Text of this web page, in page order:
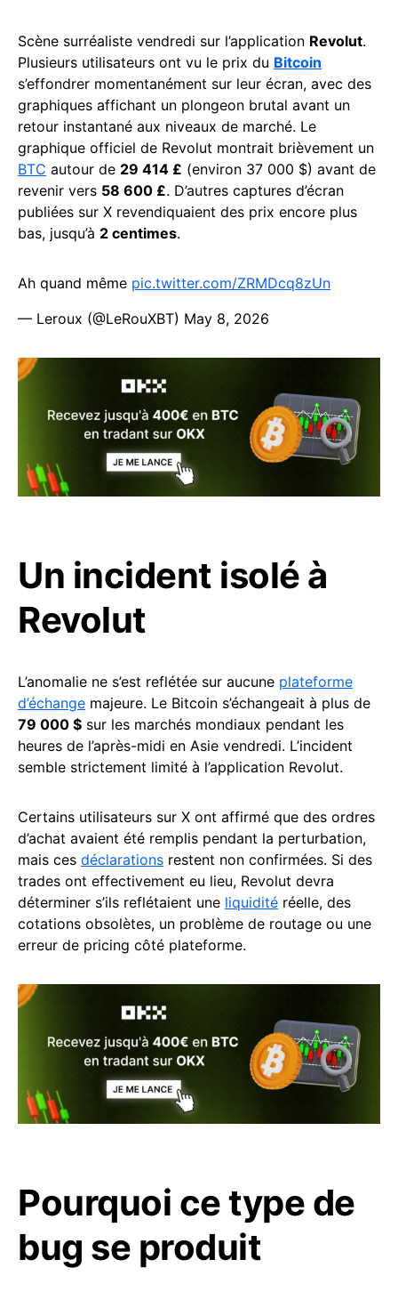
Scène surréaliste vendredi sur l’application Revolut.
Plusieurs utilisateurs ont vu le prix du Bitcoin
s’effondrer momentanément sur leur écran, avec des
graphiques affichant un plongeon brutal avant un
retour instantané aux niveaux de marché. Le
graphique officiel de Revolut montrait brièvement un
BTC autour de 29 414 £ (environ 37 000 $) avant de
revenir vers 58 600 £. D’autres captures d’écran
publiées sur X revendiquaient des prix encore plus
bas, jusqu’à 2 centimes.
Ah quand même pic.twitter.com/ZRMDcq8zUn
— Leroux (@LeRouXBT) May 8, 2026
Un incident isolé à
Revolut
L’anomalie ne s’est reflétée sur aucune plateforme
d’échange majeure. Le Bitcoin s’échangeait à plus de
79 000 $ sur les marchés mondiaux pendant les
heures de l’après-midi en Asie vendredi. L’incident
semble strictement limité à l’application Revolut.
Certains utilisateurs sur X ont affirmé que des ordres
d’achat avaient été remplis pendant la perturbation,
mais ces déclarations restent non confirmées. Si des
trades ont effectivement eu lieu, Revolut devra
déterminer s’ils reflétaient une liquidité réelle, des
cotations obsolètes, un problème de routage ou une
erreur de pricing côté plateforme.
Pourquoi ce type de
bug se produit